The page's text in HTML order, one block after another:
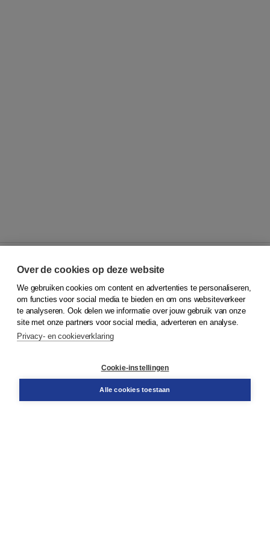
© 2026Koninklijke Boom uitgevers
Klantenservice
Service & informatie
Contact
Over de cookies op deze website
We gebruiken cookies om content en advertenties te personaliseren,
om functies voor social media te bieden en om ons websiteverkeer
te analyseren. Ook delen we informatie over jouw gebruik van onze
site met onze partners voor social media, adverteren en analyse.
Privacy- en cookieverklaring
Cookie-instellingen
Alle cookies toestaan